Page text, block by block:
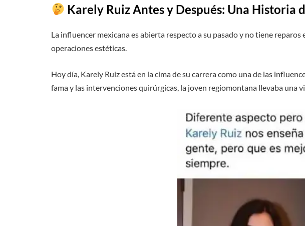
Karely Ruiz Antes y Después: Una Historia
La influencer mexicana es abierta respecto a su pasado y no tiene
operaciones estéticas.
Hoy día, Karely Ruiz está en la cima de su carrera como una de las
fama y las intervenciones quirúrgicas, la joven regiomontana llevaba una